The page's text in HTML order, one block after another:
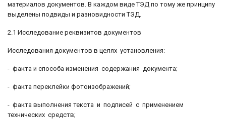
материалов документов. В каждом виде ТЭД по тому же принципу
выделены подвиды и разновидности ТЭД.
2.1 Исследование реквизитов документов
Исследования документов в целях установления:
- факта и способа изменения содержания документа;
- факта переклейки фотоизображений;
- факта выполнения текста и подписей с применением
технических средств;